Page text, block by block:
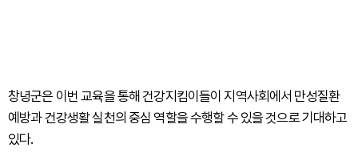
창녕군은 이번 교육을 통해 건강지킴이들이 지역사회에서 만성질환
예방과 건강생활 실천의 중심 역할을 수행할 수 있을 것으로 기대하고
있다.